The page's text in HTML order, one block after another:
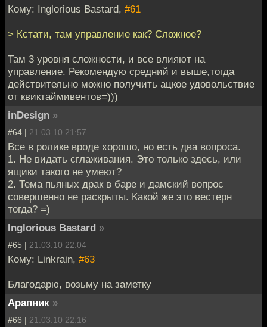
Кому: Inglorious Bastard, #61
> Кстати, там управление как? Сложное?
Там 3 уровня сложности, и все влияют на
управление. Рекомендую средний и выше,тогда
действительно можно получить ацкое удовольствие
от квиктаймивентов=)))
inDesign »
#64 | 21.03.10 21:57
Все в ролике вроде хорошо, но есть два вопроса.
1. Не видать сглаживания. Это только здесь, или
ящики такого не умеют?
2. Тема пьяных драк в баре и дамский вопрос
совершенно не раскрыты. Какой же это вестерн
тогда? =)
Inglorious Bastard »
#65 | 21.03.10 22:04
Кому: Linkrain, #63
Благодарю, возьму на заметку
Арапник »
#66 | 21.03.10 22:16